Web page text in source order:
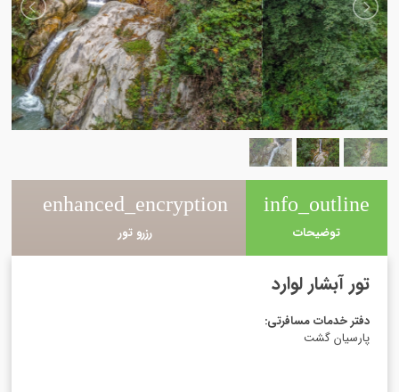
info_outline
توضیحات
enhanced_encryption
رزرو تور
تور آبشار لوارد
دفتر خدمات مسافرتی:
پارسیان گشت